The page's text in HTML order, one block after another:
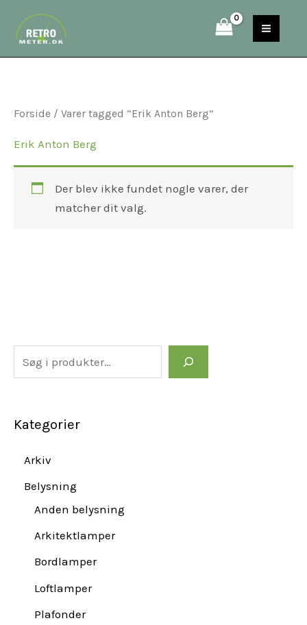
indholdet
e
a
Kategorier
Arkiv
Belysning
Anden belysning
Arkitektlamper
Bordlamper
Loftlamper
Plafonder
Forside / Varer tagged “Erik Anton Berg”
Erik Anton Berg
Der blev ikke fundet nogle varer, der
matcher dit valg.